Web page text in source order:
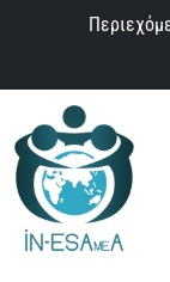
Παράκαμψη προς το